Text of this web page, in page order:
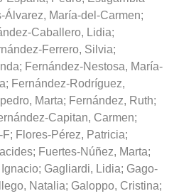
Álvarez, María-del-Carmen;
Caballero, Lidia;
Ferrero, Silvia;
; Fernández-Nestosa, María-
; Fernández-Rodríguez,
Marta; Fernández, Ruth;
Capitan, Carmen;
F; Flores-Pérez, Patricia;
; Fuertes-Núñez, Marta;
; Gagliardi, Lidia; Gago-
Natalia; Galoppo, Cristina;